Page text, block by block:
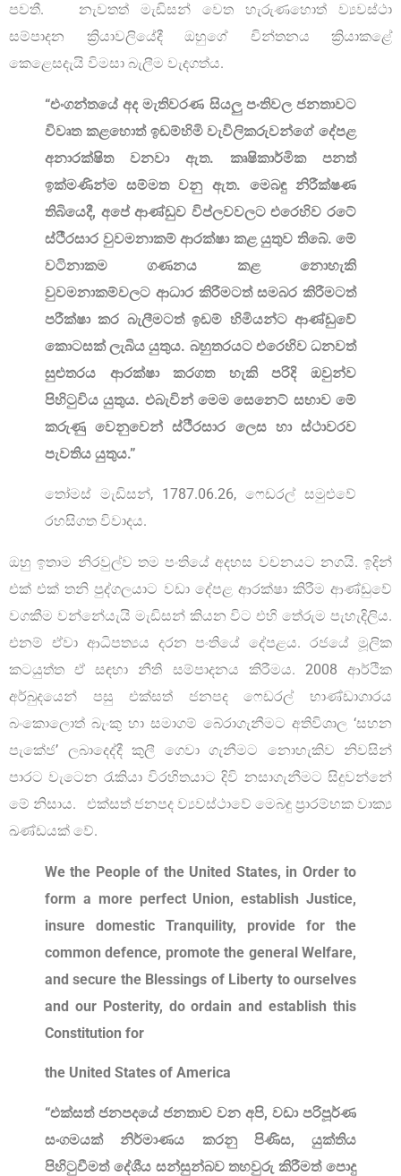
පවතී. නැවතත් මැඩිසන් වෙත හැරුණහොත් ව්‍යවස්ථා
සම්පාදන ක්‍රියාවලියේදී ඔහුගේ චින්තනය ක්‍රියාකළේ
කෙළෙසදැයි විමසා බැලීම වැදගත්ය.
“එංගන්තයේ අද මැතිවරණ සියලු පංතිවල ජනතාවට
විවෘත කළහොත් ඉඩම්හිමි වැවිලිකරුවන්ගේ දේපළ
අනාරක්ෂිත වනවා ඇත. කෘෂිකාර්මික පනත්
ඉක්මණින්ම සම්මත වනු ඇත. මෙබඳු නිරීක්ෂණ
තිබියෙදී, අපේ ආණ්ඩුව විප්ලවවලට එරෙහිව රටේ
ස්ථීරසාර වුවමනාකම් ආරක්ෂා කළ යුතුව තිබේ. මේ
වටිනාකම ගණනය කළ නොහැකි
වුවමනාකම්වලට ආධාර කිරීමටත් සමබර කිරීමටත්
පරීක්ෂා කර බැලීමටත් ඉඩම් හිමියන්ට ආණ්ඩුවේ
කොටසක් ලැබිය යුතුය. බහුතරයට එරෙහිව ධනවත්
සුළුතරය ආරක්ෂා කරගත හැකි පරිදි ඔවුන්ව
පිහිටුවිය යුතුය. එබැවින් මෙම සෙනෙට් සභාව මේ
කරුණු වෙනුවෙන් ස්ථීරසාර ලෙස හා ස්ථාවරව
පැවතිය යුතුය.”
තෝමස් මැඩිසන්, 1787.06.26, ෆෙඩරල් සමුළුවේ
රහසිගත විවාදය.
ඔහු ඉතාම නිරවුල්ව තම පංතියේ අදහස වචනයට නගයි. ඉදින්
එක් එක් තනි පුද්ගලයාට වඩා දේපළ ආරක්ෂා කිරීම ආණ්ඩුවේ
වගකීම වන්නේයැයි මැඩිසන් කියන විට එහි තේරුම පැහැදිලිය.
එනම් ඒවා ආධිපත්‍යය දරන පංතියේ දේපළය. රජයේ මූලික
කටයුත්ත ඒ සඳහා නීති සම්පාදනය කිරීමය. 2008 ආර්ථික
අර්බුදයෙන් පසු එක්සත් ජනපද ෆෙඩරල් භාණ්ඩාගාරය
බංකොලොත් බැංකු හා සමාගම් බේරාගැනීමට අතිවිශාල ‘සහන
පැකේජ’ ලබාදෙද්දී කුලී ගෙවා ගැනීමට නොහැකිව නිවසින්
පාරට වැටෙන රැකියා විරහිතයාට දිවි නසාගැනීමට සිදුවන්නේ
මේ නිසාය. එක්සත් ජනපද ව්‍යවස්ථාවේ මෙබඳු ප්‍රාරම්භක වාක්‍ය
ඛණ්ඩයක් වේ.
We the People of the United States, in Order to
form a more perfect Union, establish Justice,
insure domestic Tranquility, provide for the
common defence, promote the general Welfare,
and secure the Blessings of Liberty to ourselves
and our Posterity, do ordain and establish this
Constitution for
the United States of America
“එක්සත් ජනපදයේ ජනතාව වන අපි, වඩා පරිපූර්ණ
සංගමයක් නිර්මාණය කරනු පිණිස, යුක්තිය
පිහිටුවීමත් දේශීය සන්සුන්බව තහවුරු කිරීමත් පොදු